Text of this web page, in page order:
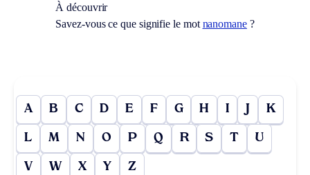
À découvrir
Savez-vous ce que signifie le mot nanomane?
A B C D E F G H I J K
L M N O P Q R S T U
V W X Y Z